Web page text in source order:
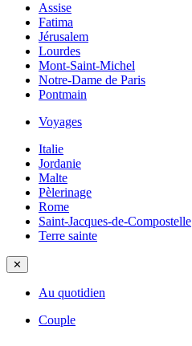
Assise
Fatima
Jérusalem
Lourdes
Mont-Saint-Michel
Notre-Dame de Paris
Pontmain
Voyages
Italie
Jordanie
Malte
Pèlerinage
Rome
Saint-Jacques-de-Compostelle
Terre sainte
✕
Au quotidien
Couple